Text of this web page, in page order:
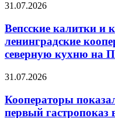
31.07.2026
Вепсские калитки и
ленинградские
северную кухню на
31.07.2026
Кооператоры
первый